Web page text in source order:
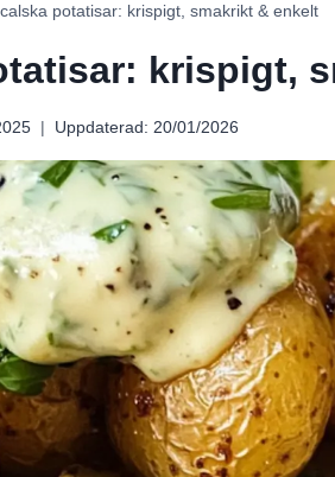
potatisar: krispigt, smakrikt & enkelt
krispigt,
Uppdaterad: 20/01/2026